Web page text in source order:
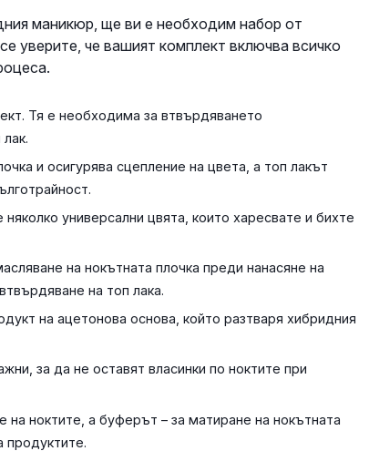
маникюр, ще ви е необходим набор от
уверите, че вашият комплект включва всичко
Тя е необходима за втвърдяването
и осигурява сцепление на цвета, а топ лакът
няколко универсални цвята, които харесвате и бихте
на нокътната плочка преди нанасяне на
на топ лака.
на ацетонова основа, който разтваря хибридния
за да не оставят власинки по ноктите при
на ноктите, а буферът – за матиране на нокътната
продуктите.